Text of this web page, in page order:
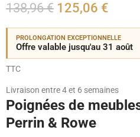
138,96 € 125,06 €
PROLONGATION EXCEPTIONNELLE
Offre valable jusqu'au 31 août
TTC
Livraison entre 4 et 6 semaines
Poignées de
Perrin & Rowe